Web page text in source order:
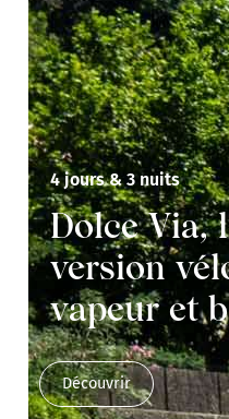
4 jours & 3 nuits
Dolce Via,
version
vapeur et
Découvrir